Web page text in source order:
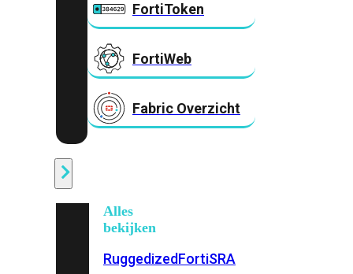
FortiToken
FortiWeb
Fabric Overzicht
Alles
bekijken
RuggedizedFortiSRA